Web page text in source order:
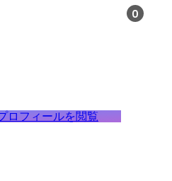
0
ロフィールを閲覧